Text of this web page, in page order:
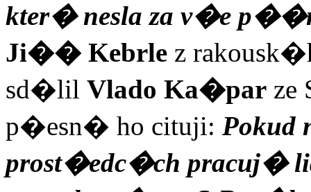
kter� nesla za v�e
Ji�� Kebrle z
sd�lil Vlado Ka�par
p�esn� ho cituji: Pokud
prost�edc�ch pracuj�